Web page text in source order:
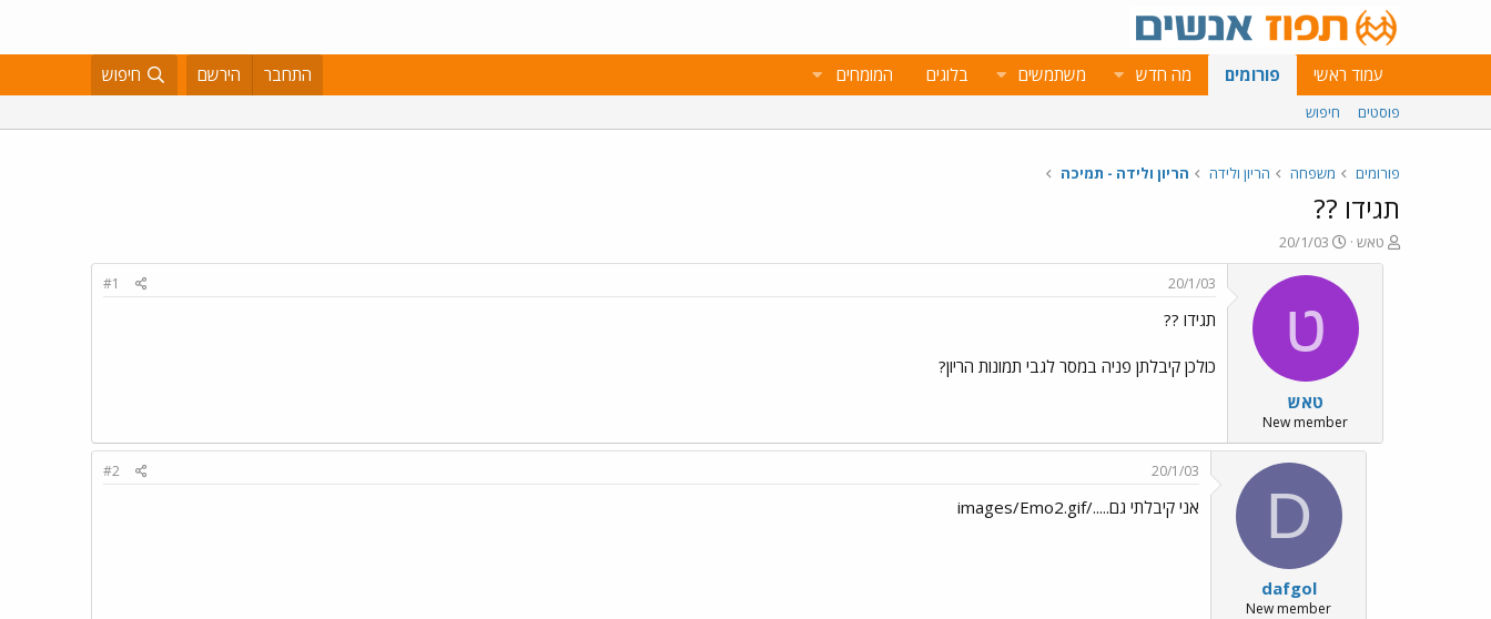
עמוד ראשי פורומים מה חדש משתמשים בלוגים המומחים התחבר הירשם חיפוש
פוסטים חיפוש
פורומים משפחה הריון ולידה הריון ולידה - תמיכה
תגידו ??
פ
ו
טאש
פ
ו
ר
ם
ב
א
י
ך
20/1/03
ט
טאש
New member
20/1/03
#1
תגידו ??
כולכן קיבלתן פניה במסר לגבי תמונות הריון?
D
dafgol
New member
20/1/03
#2
אני קיבלתי גם...../images/Emo2.gif